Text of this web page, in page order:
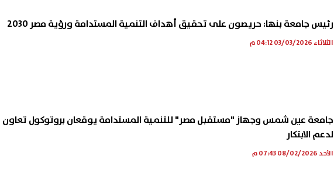
رئيس جامعة بنها: حريصون على تحقيق أهداف التنمية المستدامة ورؤية مصر 2030
الثلاثاء 03/03/2026 04:12 م
جامعة عين شمس وجهاز "مستقبل مصر" للتنمية المستدامة يوقعان بروتوكول تعاون
لدعم الابتكار
الأحد 08/02/2026 07:43 م